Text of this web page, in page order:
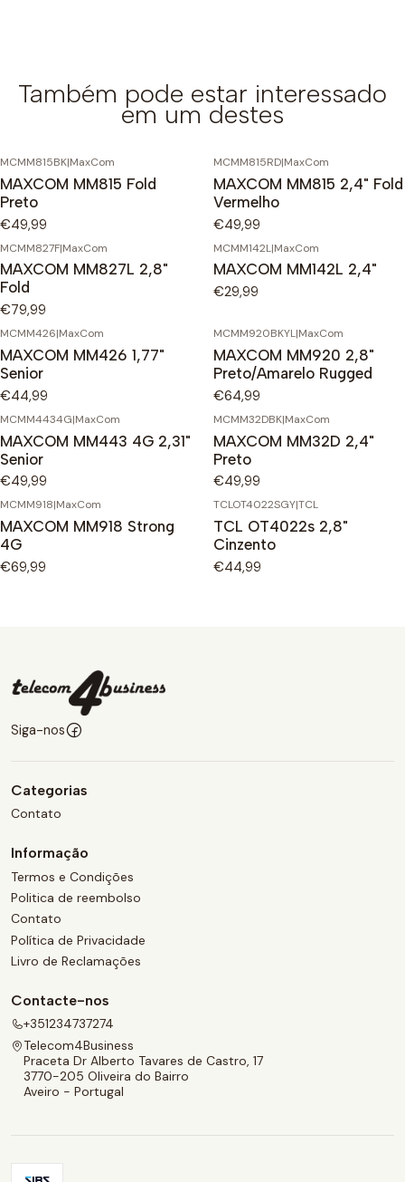
Também pode estar interessado
em um destes
MCMM815BK|MaxCom
MAXCOM MM815 Fold
Preto
€49,99
MCMM815RD|MaxCom
MAXCOM MM815 2,4" Fold
Vermelho
€49,99
MCMM827F|MaxCom
MAXCOM MM827L 2,8"
Fold
€79,99
MCMM142L|MaxCom
MAXCOM MM142L 2,4"
€29,99
MCMM426|MaxCom
MAXCOM MM426 1,77"
Senior
€44,99
MCMM920BKYL|MaxCom
MAXCOM MM920 2,8"
Preto/Amarelo Rugged
€64,99
MCMM4434G|MaxCom
MAXCOM MM443 4G 2,31"
Senior
€49,99
MCMM32DBK|MaxCom
MAXCOM MM32D 2,4"
Preto
€49,99
MCMM918|MaxCom
MAXCOM MM918 Strong
4G
€69,99
TCLOT4022SGY|TCL
TCL OT4022s 2,8"
Cinzento
€44,99
Siga-nos
Categorias
Contato
Informação
Termos e Condições
Politica de reembolso
Contato
Política de Privacidade
Livro de Reclamações
Contacte-nos
+351234737274
Telecom4Business
Praceta Dr Alberto Tavares de Castro, 17
3770-205 Oliveira do Bairro
Aveiro - Portugal